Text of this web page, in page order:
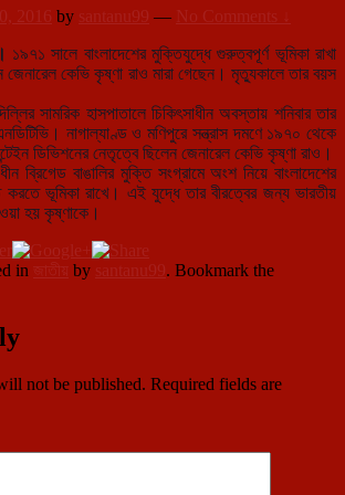
2016 by santanu99 — No Comments ↓
১৯৭১ সালে বাংলাদেশের মুক্তিযুদ্ধে গুরুত্বপূর্ণ ভূমিকা রাখা
জেনারেল কেভি কৃষ্ণা রাও মারা গেছেন। মৃত্যুকালে তার বয়স
সামরিক হাসপাতালে চিকিৎসাধীন অবস্তায় শনিবার তার
নাগাল্যাণ্ড ও মণিপুরে সন্ত্রাস দমণে ১৯৭০ থেকে
ডিভিশনের নেতৃত্বে ছিলেন জেনারেল কেভি কৃষ্ণা রাও।
ব্রিগেড বাঙালির মুক্তি সংগ্রামে অংশ নিয়ে বাংলাদেশের
ভূমিকা রাখে। এই যুদ্ধে তার বীরত্বের জন্য ভারতীয়
হয় কৃষ্ণাকে।
in জাতীয় by santanu99. Bookmark the
not be published. Required fields are